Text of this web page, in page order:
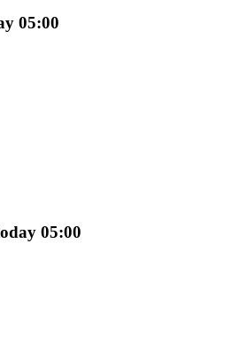
dan komisi copy trading
05:00
05:00